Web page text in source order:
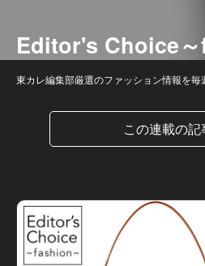
Editor's Choice
東カレ編集部厳選のファッション情報を毎
この連載の記